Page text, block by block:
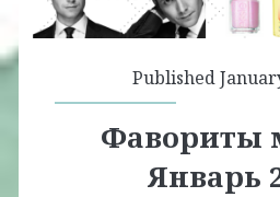
Published
Фавориты
Январь